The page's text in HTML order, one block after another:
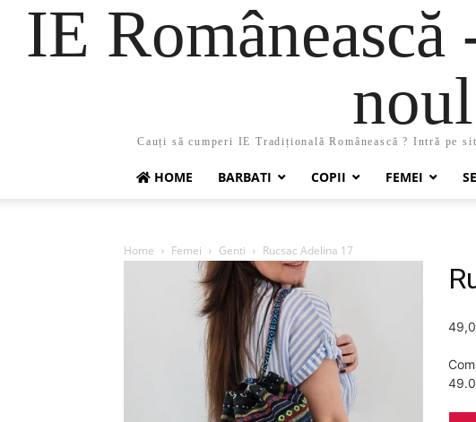
IE Românească
Cauți să cumperi IE Tradițională Românească ? Intră pe
HOME BARBATI COPII FEMEI
Home Femei Genti Rucsac Adelina 17